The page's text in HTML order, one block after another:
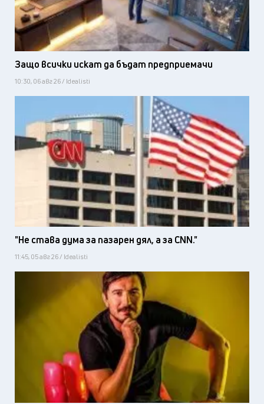
Защо всички искат да бъдат предприемачи
10:30, 06 авг 26 / Idealisti
"Не става дума за пазарен дял, а за CNN."
11:45, 05 авг 26 / Idealisti